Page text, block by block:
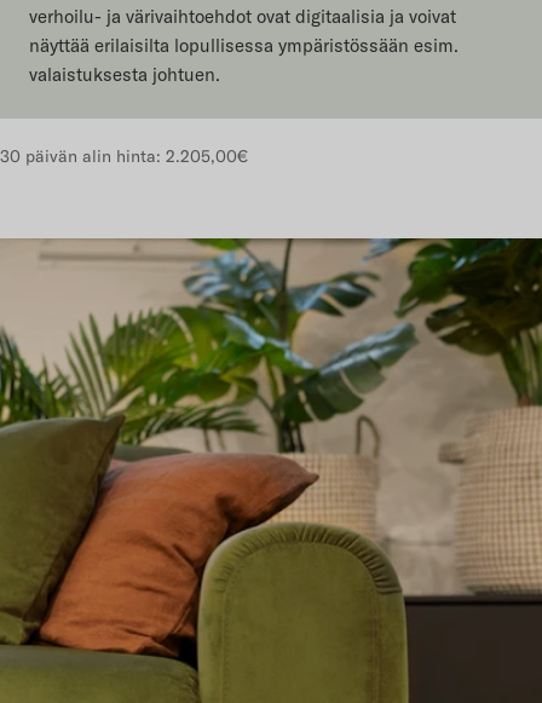
verhoilu- ja värivaihtoehdot ovat digitaalisia ja voivat
näyttää erilaisilta lopullisessa ympäristössään esim.
valaistuksesta johtuen.
30 päivän alin hinta: 2.205,00€